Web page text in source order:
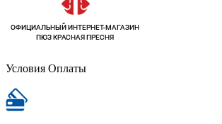
Условия Оплаты